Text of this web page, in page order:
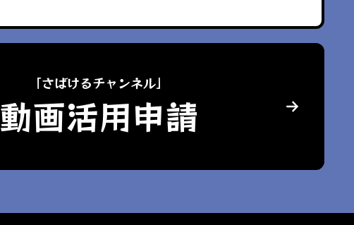
「さばけるチャンネル」
動画活用申請